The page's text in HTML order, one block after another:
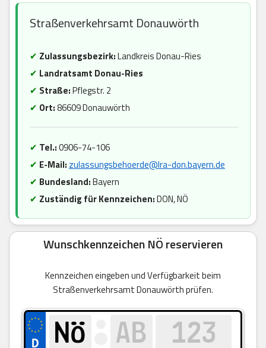
Straßenverkehrsamt Donauwörth
✔ Zulassungsbezirk:Landkreis Donau-Ries
✔ Landratsamt Donau-Ries
✔ Straße:Pflegstr. 2
✔ Ort:86609 Donauwörth
✔ Tel.:0906-74-106
✔ E-Mail: zulassungsbehoerde@lra-don.bayern.de
✔ Bundesland:Bayern
✔ Zuständig für Kennzeichen:DON, NÖ
Wunschkennzeichen NÖ reservieren
Kennzeichen eingeben und Verfügbarkeit beim
Straßenverkehrsamt Donauwörth prüfen.